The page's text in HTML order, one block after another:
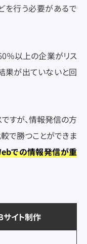
を行う必要があるで
％以上の企業がリス
果が出ていないと回
すが、情報発信の方
で勝つことができま
での情報発信が重
イト制作